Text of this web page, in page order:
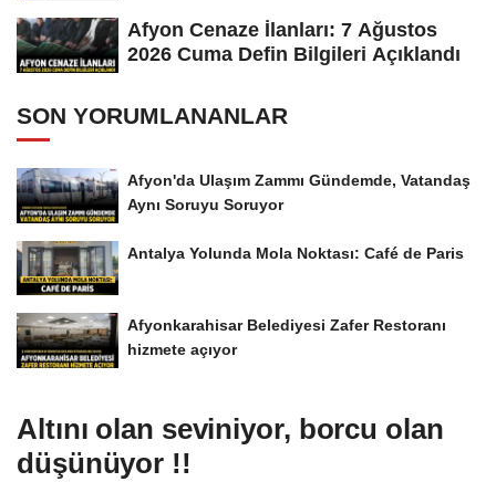
Afyon Cenaze İlanları: 7 Ağustos
2026 Cuma Defin Bilgileri Açıklandı
SON YORUMLANANLAR
Afyon'da Ulaşım Zammı Gündemde, Vatandaş
Aynı Soruyu Soruyor
Antalya Yolunda Mola Noktası: Café de Paris
Afyonkarahisar Belediyesi Zafer Restoranı
hizmete açıyor
Altını olan seviniyor, borcu olan
düşünüyor !!